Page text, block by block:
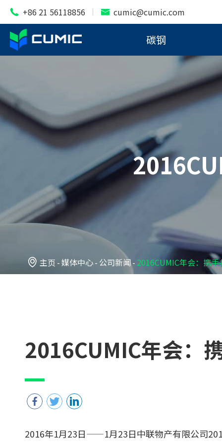
 +86 21 56118856  cumic@cumic.com
碳钢
 主页 媒体中心 公司新闻 2016CUMIC年会：携
2016CUMIC年会：
2016年1月23日——1月23日中联物产有限公司